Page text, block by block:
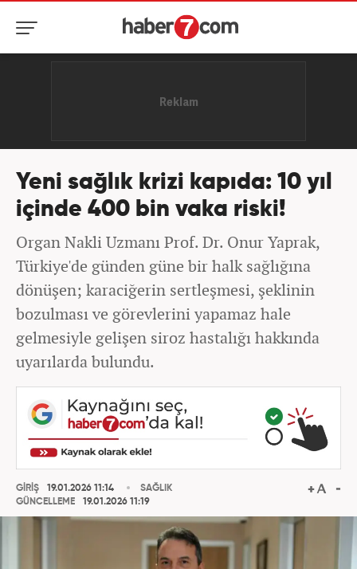
Yeni sağlık krizi kapıda: 10 yıl
içinde 400 bin vaka riski!
Organ Nakli Uzmanı Prof. Dr. Onur Yaprak,
Türkiye'de günden güne bir halk sağlığına
dönüşen; karaciğerin sertleşmesi, şeklinin
bozulması ve görevlerini yapamaz hale
gelmesiyle gelişen siroz hastalığı hakkında
uyarılarda bulundu.
GİRİŞ
19.01.2026 11:14
GÜNCELLEME
19.01.2026 11:19
SAĞLIK